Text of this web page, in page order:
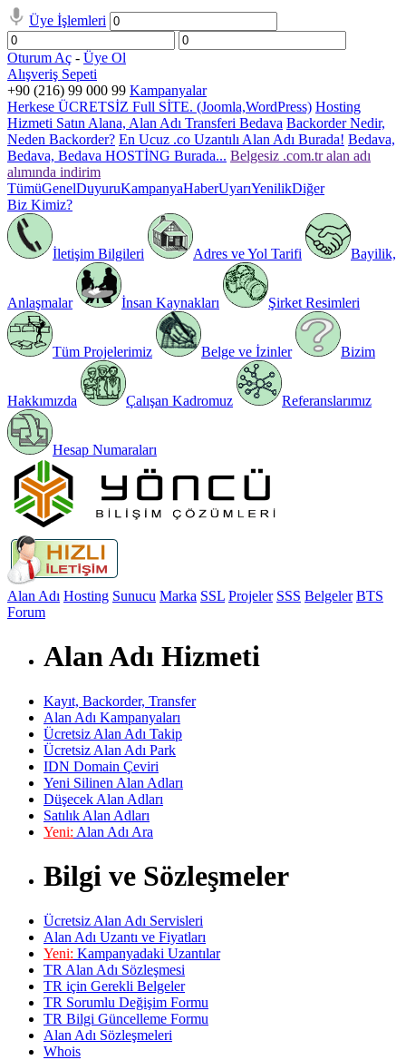
Üye İşlemleri
Oturum Aç - Üye Ol
Alışveriş Sepeti
+90 (216) 99 000 99 Kampanyalar
Herkese ÜCRETSİZ Full SİTE. (Joomla,WordPress) Hosting
Hizmeti Satın Alana, Alan Adı Transferi Bedava Backorder Nedir,
Neden Backorder? En Ucuz .co Uzantılı Alan Adı Burada! Bedava,
Bedava, Bedava HOSTİNG Burada... Belgesiz .com.tr alan adı
alımında indirim
TümüGenelDuyuruKampanyaHaberUyarıYenilikDiğer
Biz Kimiz?
İletişim Bilgileri Adres ve Yol Tarifi Bayilik,
Anlaşmalar İnsan Kaynakları Şirket Resimleri
Tüm Projelerimiz Belge ve İzinler Bizim
Hakkımızda Çalışan Kadromuz Referanslarımız
Hesap Numaraları
Alan Adı Hosting Sunucu Marka SSL Projeler SSS Belgeler BTS
Forum
Alan Adı Hizmeti
Kayıt, Backorder, Transfer
Alan Adı Kampanyaları
Ücretsiz Alan Adı Takip
Ücretsiz Alan Adı Park
IDN Domain Çeviri
Yeni Silinen Alan Adları
Düşecek Alan Adları
Satılık Alan Adları
Yeni: Alan Adı Ara
Bilgi ve Sözleşmeler
Ücretsiz Alan Adı Servisleri
Alan Adı Uzantı ve Fiyatları
Yeni: Kampanyadaki Uzantılar
TR Alan Adı Sözleşmesi
TR için Gerekli Belgeler
TR Sorumlu Değişim Formu
TR Bilgi Güncelleme Formu
Alan Adı Sözleşmeleri
Whois